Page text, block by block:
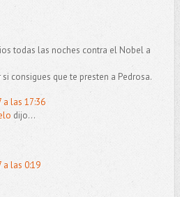
todas las noches contra el Nobel a
si consigues que te presten a Pedrosa.
a las 17:36
dijo...
a las 0:19